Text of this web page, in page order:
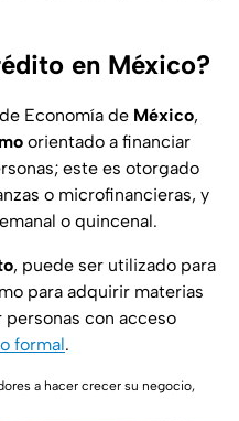
en México?
Economía de México,
orientado a financiar
este es otorgado
o microfinancieras, y
o quincenal.
, puede ser utilizado para
para adquirir materias
con acceso
formal.
a hacer crecer su negocio,